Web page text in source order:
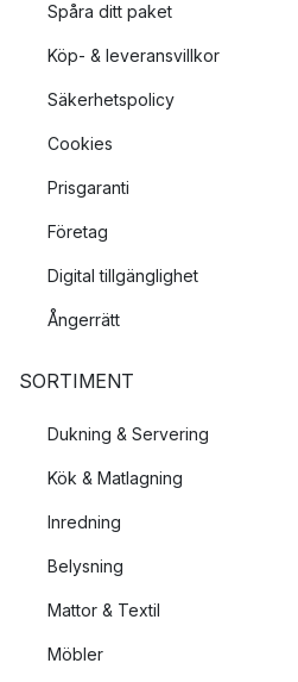
Spåra ditt paket
Köp- & leveransvillkor
Säkerhetspolicy
Cookies
Prisgaranti
Företag
Digital tillgänglighet
Ångerrätt
SORTIMENT
Dukning & Servering
Kök & Matlagning
Inredning
Belysning
Mattor & Textil
Möbler